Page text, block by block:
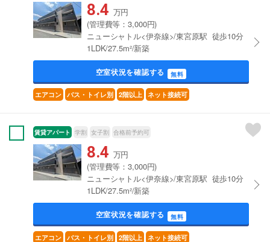
8.4 万円
(管理費等：3,000円)
ニューシャトル<伊奈線>/東宮原駅 徒歩10分
1LDK/27.5m²/新築
空室状況を確認する 無料
エアコン バス・トイレ別 2階以上 ネット接続可
賃貸アパート 学割 女子割 合格前予約可
8.4 万円
(管理費等：3,000円)
ニューシャトル<伊奈線>/東宮原駅 徒歩10分
1LDK/27.5m²/新築
空室状況を確認する 無料
エアコン バス・トイレ別 2階以上 ネット接続可